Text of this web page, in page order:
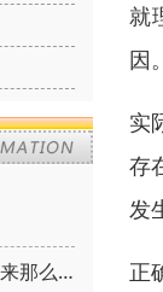
电工能干的岗位有哪些？不看不知道，原来那么多
就
因
实
存
发
正